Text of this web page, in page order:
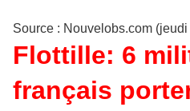
Source : Nouvelobs.com
Flottille: 6
français